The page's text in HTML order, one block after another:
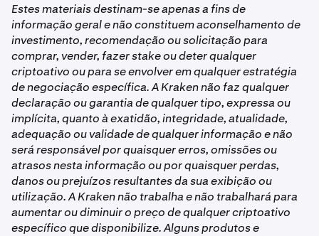
Estes materiais destinam-se apenas a fins de
informação geral e não constituem aconselhamento de
investimento, recomendação ou solicitação para
comprar, vender, fazer stake ou deter qualquer
criptoativo ou para se envolver em qualquer estratégia
de negociação específica. A Kraken não faz qualquer
declaração ou garantia de qualquer tipo, expressa ou
implícita, quanto à exatidão, integridade, atualidade,
adequação ou validade de qualquer informação e não
será responsável por quaisquer erros, omissões ou
atrasos nesta informação ou por quaisquer perdas,
danos ou prejuízos resultantes da sua exibição ou
utilização. A Kraken não trabalha e não trabalhará para
aumentar ou diminuir o preço de qualquer criptoativo
específico que disponibilize. Alguns produtos e